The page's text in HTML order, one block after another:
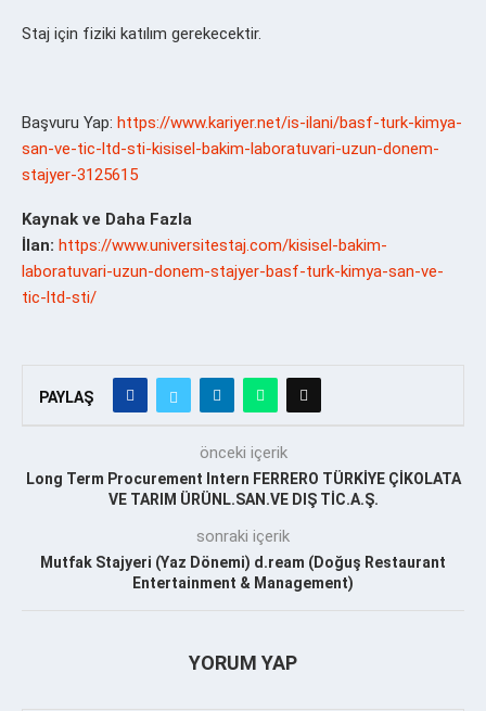
Staj için fiziki katılım gerekecektir.
Başvuru Yap: https://www.kariyer.net/is-ilani/basf-turk-kimya-
san-ve-tic-ltd-sti-kisisel-bakim-laboratuvari-uzun-donem-
stajyer-3125615
Kaynak ve Daha Fazla
İlan: https://www.universitestaj.com/kisisel-bakim-
laboratuvari-uzun-donem-stajyer-basf-turk-kimya-san-ve-
tic-ltd-sti/
PAYLAŞ
önceki içerik
Long Term Procurement Intern FERRERO TÜRKİYE ÇİKOLATA
VE TARIM ÜRÜNL.SAN.VE DIŞ TİC.A.Ş.
sonraki içerik
Mutfak Stajyeri (Yaz Dönemi) d.ream (Doğuş Restaurant
Entertainment & Management)
YORUM YAP